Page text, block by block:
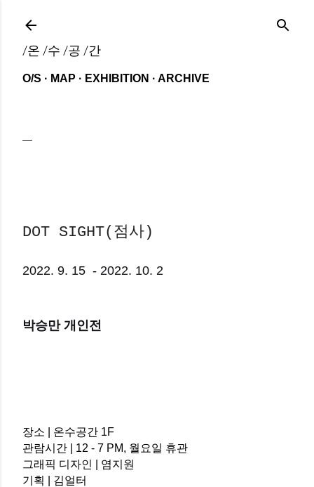
/온 /수 /공 /간
O/S MAP EXHIBITION ARCHIVE
DOT SIGHT(점사)
2022. 9. 15 - 2022. 10. 2
박승만 개인전
장소 | 온수공간 1F
관람시간 | 12 - 7 PM, 월요일 휴관
그래픽 디자인 | 염지원
기획 | 김얼터